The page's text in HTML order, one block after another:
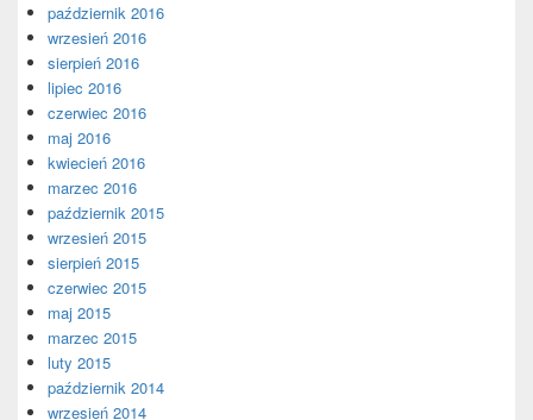
październik 2016
wrzesień 2016
sierpień 2016
lipiec 2016
czerwiec 2016
maj 2016
kwiecień 2016
marzec 2016
październik 2015
wrzesień 2015
sierpień 2015
czerwiec 2015
maj 2015
marzec 2015
luty 2015
październik 2014
wrzesień 2014